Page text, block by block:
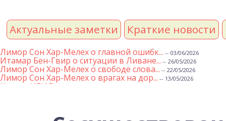
Актуальные заметки Краткие новости
Лимор Сон Хар-Мелех о главной ошибк... -- 03/06/2026
Итамар Бен-Гвир о ситуации в Ливане... -- 26/05/2026
Лимор Сон Хар-Мелех о свободе слова... -- 22/05/2026
Лимор Сон Хар-Мелех о врагах на дор... -- 13/05/2026
Клятва ИГИЛ